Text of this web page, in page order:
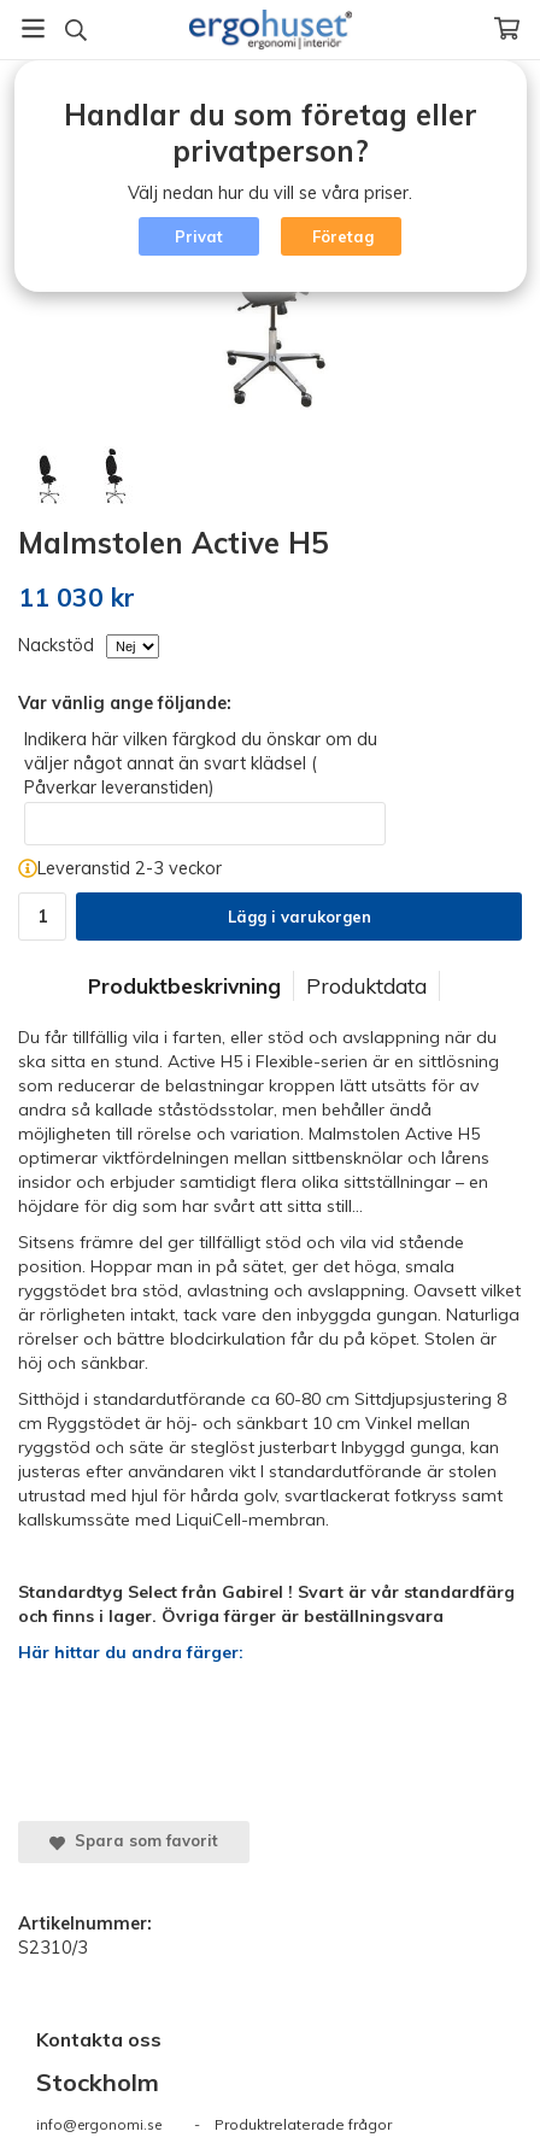
Malmstolen Active H5
11 030 kr
Nackstöd
Var vänlig ange följande:
Indikera här vilken färgkod du önskar om du
väljer något annat än svart klädsel (
Påverkar leveranstiden)
Leveranstid 2-3 veckor
Lägg i varukorgen
Produktbeskrivning Produktdata
Du får tillfällig vila i farten, eller stöd och avslappning när du
ska sitta en stund. Active H5 i Flexible-serien är en sittlösning
som reducerar de belastningar kroppen lätt utsätts för av
andra så kallade ståstödsstolar, men behåller ändå
möjligheten till rörelse och variation. Malmstolen Active H5
optimerar viktfördelningen mellan sittbensknölar och lårens
insidor och erbjuder samtidigt flera olika sittställningar – en
höjdare för dig som har svårt att sitta still...
Sitsens främre del ger tillfälligt stöd och vila vid stående
position. Hoppar man in på sätet, ger det höga, smala
ryggstödet bra stöd, avlastning och avslappning. Oavsett vilket
är rörligheten intakt, tack vare den inbyggda gungan. Naturliga
rörelser och bättre blodcirkulation får du på köpet. Stolen är
höj och sänkbar.
Sitthöjd i standardutförande ca 60-80 cm Sittdjupsjustering 8
cm Ryggstödet är höj- och sänkbart 10 cm Vinkel mellan
ryggstöd och säte är steglöst justerbart Inbyggd gunga, kan
justeras efter användaren vikt I standardutförande är stolen
utrustad med hjul för hårda golv, svartlackerat fotkryss samt
kallskumssäte med LiquiCell-membran.
Standardtyg Select från Gabirel ! Svart är vår standardfärg
och finns i lager. Övriga färger är beställningsvara
Här hittar du andra färger:
Spara som favorit
Artikelnummer:
S2310/3
Kontakta oss
Stockholm
info@ergonomi.se - Produktrelaterade frågor
Handlar du som företag eller
privatperson?
Välj nedan hur du vill se våra priser.
Privat Företag